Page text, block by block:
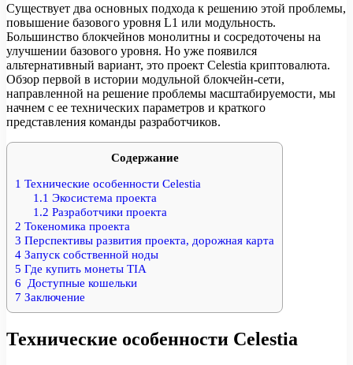
Существует два основных подхода к решению этой проблемы,
повышение базового уровня L1 или модульность.
Большинство блокчейнов монолитны и сосредоточены на
улучшении базового уровня. Но уже появился
альтернативный вариант, это проект Celestia криптовалюта.
Обзор первой в истории модульной блокчейн-сети,
направленной на решение проблемы масштабируемости, мы
начнем с ее технических параметров и краткого
представления команды разработчиков.
Содержание
1 Технические особенности Celestia
1.1 Экосистема проекта
1.2 Разработчики проекта
2 Токеномика проекта
3 Перспективы развития проекта, дорожная карта
4 Запуск собственной ноды
5 Где купить монеты TIA
6 Доступные кошельки
7 Заключение
Технические особенности Celestia